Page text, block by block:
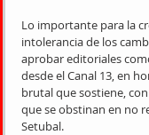
Lo importante para la
intolerancia de los
aprobar editoriales
desde el Canal 13, en
brutal que sostiene,
que se obstinan en no
Setubal.